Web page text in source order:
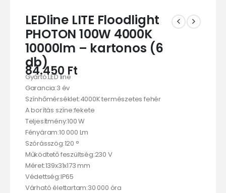
LEDline LITE Floodlight
PHOTON 100W 4000K
10000lm – kartonos (6
db)
84.450 Ft
Gyártó:LED line
Garancia:3 év
Színhőmérséklet:4000K természetes fehér
A borítás színe:fekete
Teljesítmény:100 W
Fényáram:10 000 Lm
Szórásszög:120 °
Működtető feszültség:230 V
Méret:139x31x173 mm
Védettség:IP65
Várható élettartam:30 000 óra